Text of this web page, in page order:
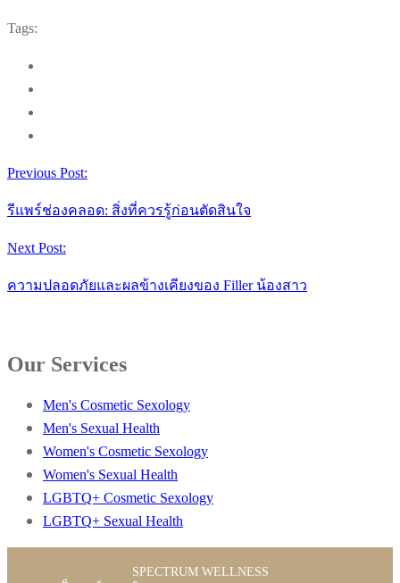
Tags:
Previous Post:
รีแพร์ช่องคลอด: สิ่งที่ควรรู้ก่อนตัดสินใจ
Next Post:
ความปลอดภัยและผลข้างเคียงของ Filler น้องสาว
Our Services
Men's Cosmetic Sexology
Men's Sexual Health
Women's Cosmetic Sexology
Women's Sexual Health
LGBTQ+ Cosmetic Sexology
LGBTQ+ Sexual Health
SPECTRUM WELLNESS